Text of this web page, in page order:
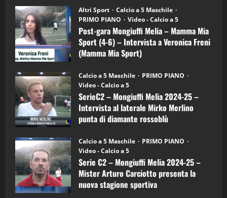
Post-
gara
Mongiuffi
Melia
–
Mamma
Mia
Sport
6)
–
Intervista
a
mister
Arturo
Carciotto
(Mongiuffi
Altri Sport
Calcio a 5 Maschile
PRIMO PIANO
Video - Calcio a 5
Post-gara Mongiuffi Melia – Mamma Mia
Sport (4-6) – Intervista a Veronica Freni
(Mamma Mia Sport)
Calcio a 5 Maschile
PRIMO PIANO
Video - Calcio a 5
SerieC2 – Mongiuffi Melia 2024-25 –
Intervista al laterale Mirko Merlino
punta di diamante rossoblù
Calcio a 5 Maschile
PRIMO PIANO
Video - Calcio a 5
Serie C2 – Mongiuffi Melia 2024-25 –
Mister Arturo Carciotto presenta la
nuova stagione sportiva
3
“SportEmpire” in Podcast: 28^ Puntata
(Martedi 21 Aprile 2026)
21/04/2026
4
“SportEmpire” in Podcast: 27^ Puntata
(Martedi 14 Aprile 2026)
15/04/2026
5
“SportEmpire” in Podcast: 26^ Puntata
(Martedi 07 Aprile 2026)
08/04/2026